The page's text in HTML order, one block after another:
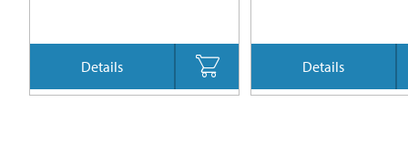
Details Details